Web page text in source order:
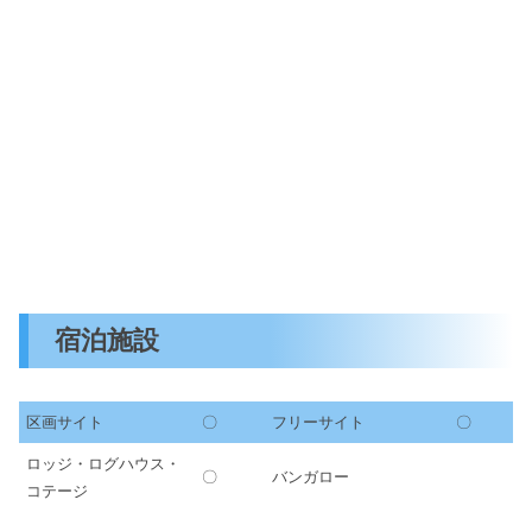
宿泊施設
区画サイト 〇 フリーサイト 〇
ロッジ・ログハウス・
コテージ
〇 バンガロー